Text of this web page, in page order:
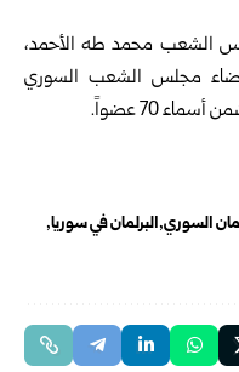
الشعب محمد طه الأحمد،
أعضاء مجلس الشعب السوري
70 عضواً.
السوري البرلمان في سوريا